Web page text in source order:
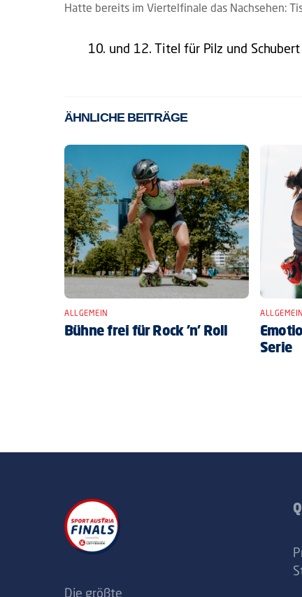
Hatte bereits im Viertelfinale das Nachsehen:
10. und 12. Titel für Pilz und Schubert
ÄHNLICHE BEITRÄGE
ALLGEMEIN
Bühne frei für Rock ’n’ Roll
ALLGEMEIN
Serie
Die größte